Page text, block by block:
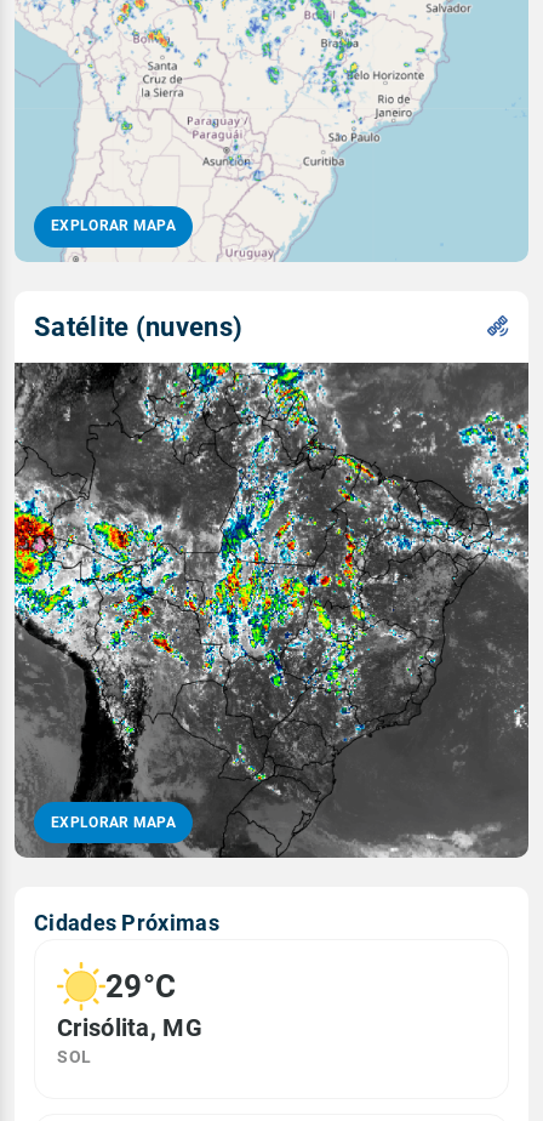
EXPLORAR MAPA
Satélite (nuvens)
EXPLORAR MAPA
Cidades Próximas
29°C
Crisólita, MG
SOL